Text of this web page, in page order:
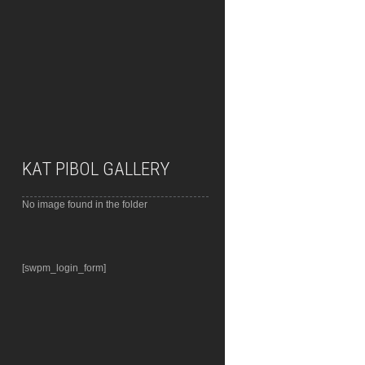
KAT PIBOL GALLERY
No image found in the folder
[swpm_login_form]